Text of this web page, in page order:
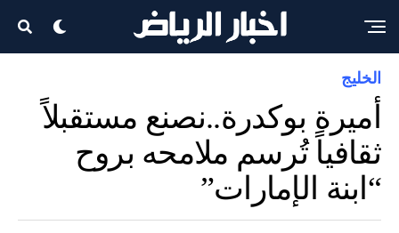
الخليج
أميرة بوكدرة..نصنع مستقبلاً
ثقافياً تُرسم ملامحه بروح
“ابنة الإمارات”